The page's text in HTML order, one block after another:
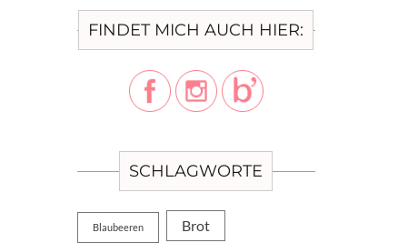
FINDET MICH AUCH HIER:
SCHLAGWORTE
Blaubeeren Brot